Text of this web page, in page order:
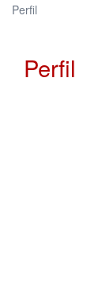
Perfil
Perfil